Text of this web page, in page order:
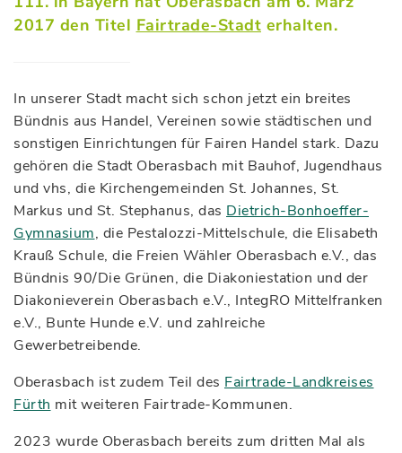
2017 den Titel Fairtrade-Stadt erhalten.
In unserer Stadt macht sich schon jetzt ein breites
Bündnis aus Handel, Vereinen sowie städtischen und
sonstigen Einrichtungen für Fairen Handel stark. Dazu
gehören die Stadt Oberasbach mit Bauhof, Jugendhaus
und vhs, die Kirchengemeinden St. Johannes, St.
Markus und St. Stephanus, das Dietrich-Bonhoeffer-
Gymnasium, die Pestalozzi-Mittelschule, die Elisabeth
Krauß Schule, die Freien Wähler Oberasbach e.V., das
Bündnis 90/Die Grünen, die Diakoniestation und der
Diakonieverein Oberasbach e.V., IntegRO Mittelfranken
e.V., Bunte Hunde e.V. und zahlreiche
Gewerbetreibende.
Oberasbach ist zudem Teil des Fairtrade-Landkreises
Fürth mit weiteren Fairtrade-Kommunen.
2023 wurde Oberasbach bereits zum dritten Mal als